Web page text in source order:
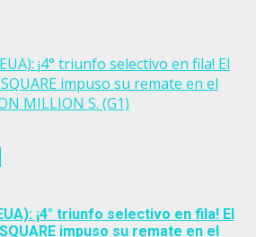
¡4° triunfo selectivo en fila! El
impuso su remate en el
MILLION S. (G1)
¡4° triunfo selectivo en fila! El
impuso su remate en el